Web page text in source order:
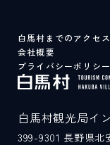
FURUSATO TAX
ふるさと納税
白馬村までのアクセス
プライバシーポリシー
白馬村までのアクセス
会社概要
プライバシーポリシー
白馬村観光局イ
399-9301 長野県北